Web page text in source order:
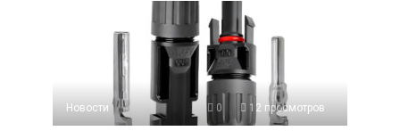
Новости 0 12 просмотров